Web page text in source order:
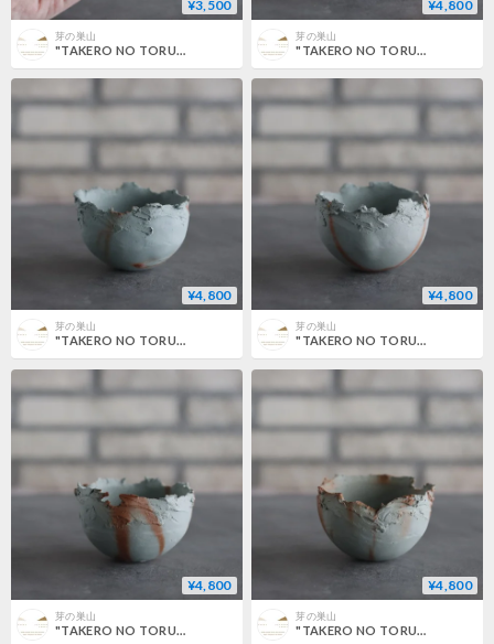
¥3,500
芽の巣山
"TAKERO NO TORUKO" / CHIGIRI / マメ (2号) no.802/198
¥4,800
芽の巣山
"TAKERO NO TORUKO" / CHIGIRI / S (3号) no.802/196
¥4,800
芽の巣山
"TAKERO NO TORUKO" / CHIGIRI / S (3号) no.802/195
¥4,800
芽の巣山
"TAKERO NO TORUKO" / CHIGIRI / S (3号) no.802/194
¥4,800
芽の巣山
"TAKERO NO TORUKO" / CHIGIRI / S (3号) no.802/193
¥4,800
芽の巣山
"TAKERO NO TORUKO" / CHIGIRI / S (3号) no.802/192